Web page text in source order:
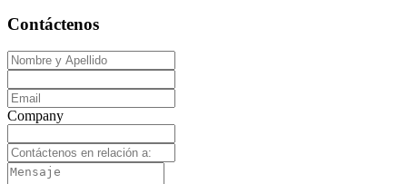
Contáctenos
Company